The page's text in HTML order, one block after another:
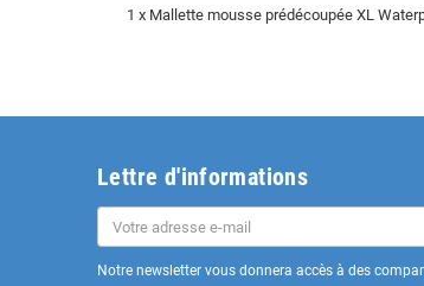
1 x Mallette mousse prédécoupée XL
Lettre d'informations
Notre newsletter vous donnera accès à des